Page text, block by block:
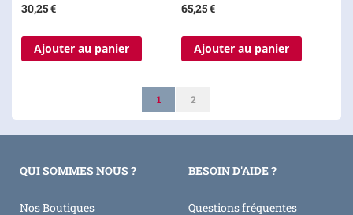
30,25 €
Ajouter au panier
65,25 €
Ajouter au panier
PageVous lisez actuellement la page
1 Page
2
QUI SOMMES NOUS ?
Nos Boutiques
BESOIN D'AIDE ?
Questions fréquentes